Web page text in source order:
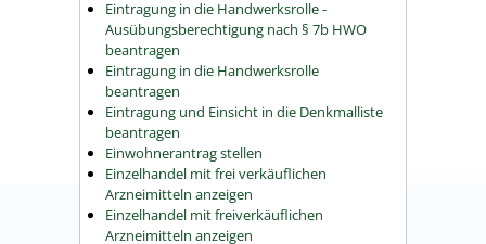
Eintragung in die Handwerksrolle -
Ausübungsberechtigung nach § 7b HWO
beantragen
Eintragung in die Handwerksrolle
beantragen
Eintragung und Einsicht in die Denkmalliste
beantragen
Einwohnerantrag stellen
Einzelhandel mit frei verkäuflichen
Arzneimitteln anzeigen
Einzelhandel mit freiverkäuflichen
Arzneimitteln anzeigen